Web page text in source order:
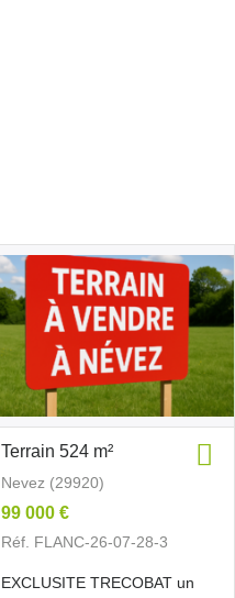
Terrain 524 m²
Nevez (29920)
99 000 €
Réf. FLANC-26-07-28-3
EXCLUSITE TRECOBAT un